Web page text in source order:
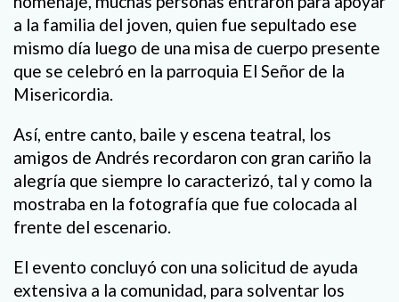
a la familia del joven, quien fue sepultado ese
mismo día luego de una misa de cuerpo presente
que se celebró en la parroquia El Señor de la
Misericordia.
Así, entre canto, baile y escena teatral, los
amigos de Andrés recordaron con gran cariño la
alegría que siempre lo caracterizó, tal y como la
mostraba en la fotografía que fue colocada al
frente del escenario.
El evento concluyó con una solicitud de ayuda
extensiva a la comunidad, para solventar los